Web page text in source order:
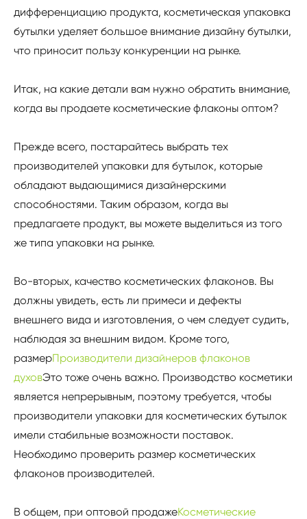
дифференциацию продукта, косметическая упаковка
бутылки уделяет большое внимание дизайну бутылки,
что приносит пользу конкуренции на рынке.
Итак, на какие детали вам нужно обратить внимание,
когда вы продаете косметические флаконы оптом?
Прежде всего, постарайтесь выбрать тех
производителей упаковки для бутылок, которые
обладают выдающимися дизайнерскими
способностями. Таким образом, когда вы
предлагаете продукт, вы можете выделиться из того
же типа упаковки на рынке.
Во-вторых, качество косметических флаконов. Вы
должны увидеть, есть ли примеси и дефекты
внешнего вида и изготовления, о чем следует судить,
наблюдая за внешним видом. Кроме того,
размерПроизводители дизайнеров флаконов
духовЭто тоже очень важно. Производство косметики
является непрерывным, поэтому требуется, чтобы
производители упаковки для косметических бутылок
имели стабильные возможности поставок.
Необходимо проверить размер косметических
флаконов производителей.
В общем, при оптовой продажеКосметические